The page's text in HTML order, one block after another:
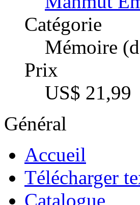
Général
Accueil
Télécharger
Conseils
Die
Directives